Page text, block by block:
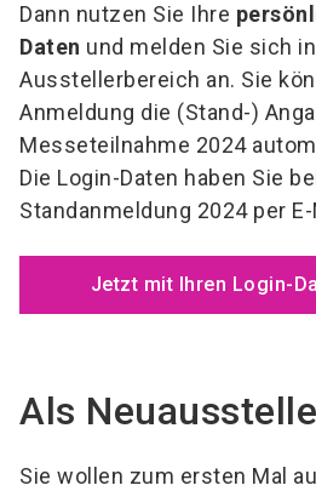
Dann nutzen Sie Ihre
Daten und melden Sie sich
Ausstellerbereich an. Sie
Anmeldung die (Stand-)
Messeteilnahme 2024
Die Login-Daten haben Sie
Standanmeldung 2024 per
Jetzt mit Ihren Login-
Als
Sie wollen zum ersten Mal